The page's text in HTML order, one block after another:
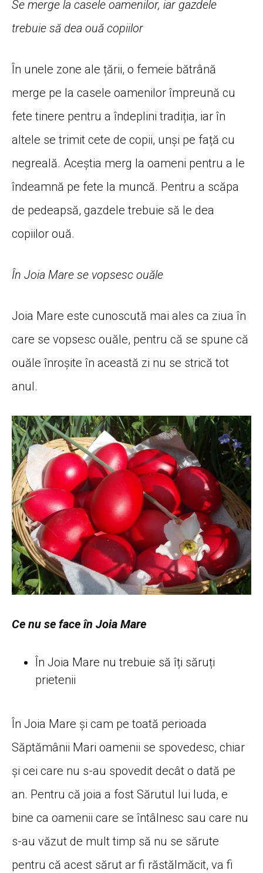
Se merge la casele oamenilor, iar gazdele
trebuie să dea ouă copiilor
În unele zone ale țării, o femeie bătrână
merge pe la casele oamenilor împreună cu
fete tinere pentru a îndeplini tradiția, iar în
altele se trimit cete de copii, unși pe față cu
negreală. Aceștia merg la oameni pentru a le
îndeamnă pe fete la muncă. Pentru a scăpa
de pedeapsă, gazdele trebuie să le dea
copiilor ouă.
În Joia Mare se vopsesc ouăle
Joia Mare este cunoscută mai ales ca ziua în
care se vopsesc ouăle, pentru că se spune că
ouăle înroșite în această zi nu se strică tot
anul.
Ce nu se face în Joia Mare
În Joia Mare nu trebuie să îți săruți
prietenii
În Joia Mare și cam pe toată perioada
Săptămânii Mari oamenii se spovedesc, chiar
și cei care nu s-au spovedit decât o dată pe
an. Pentru că joia a fost Sărutul lui Iuda, e
bine ca oamenii care se întâlnesc sau care nu
s-au văzut de mult timp să nu se sărute
pentru că acest sărut ar fi răstălmăcit, va fi